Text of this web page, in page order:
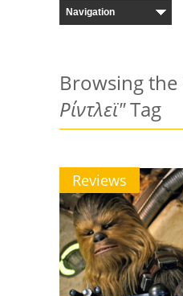
Browsing the
Ρίντλεϊ"Tag
Reviews